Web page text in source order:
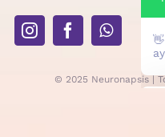
© 2025 Neuronapsis |